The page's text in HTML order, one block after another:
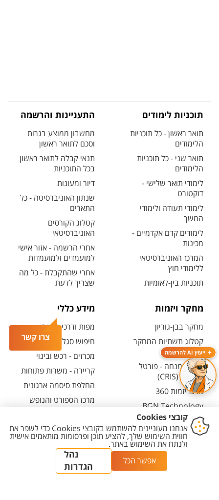
צרו קשר
ייעוץ AI להרשמה
תוכניות לימודים
תואר ראשון - כל תוכניות
הלימודים
תואר שני - כל תוכניות
הלימודים
לימודי תואר שלישי -
דוקטורט
לימודי תעודה ולימודי
המשך
לימודים קדם אקדמיים -
מכינות
המרכז האוניברסיטאי
ללימודי חוץ
תוכניות בין-לאומיות
התעניינות והרשמה
מחשבון ממוצע בגרות
וסכם לתואר ראשון
תנאי קבלה לתואר ראשון
בכל התוכניות
דיור ומעונות
שנתון האוניברסיטה - כל
התארים
קטלוג הקורסים
האוניברסיטאי
אחרי הרשמה - אזור אישי
למועמדים ולמועמדות
אחרי שהתקבלת - כל מה
שצריך לדעת
מחקר ויזמות
מחקר בבן-גוריון
קטלוג תשתיות המחקר
(אנגלית)
חיפוש מנחה - פורטל
המחקר (CRIS)
מרכז יזמות 360
BGN Technology
Transfer
פארק ההייטק
משרות אקדמיות
מידע כללי
מפות ודרכי הגעה
חיפוש סגל ופרטי קשר
מכרזים - רכש ובינוי
קריירה - משרות פתוחות
החלפת סיסמה ארגונית
מרכז הספורט והנופש
חירום